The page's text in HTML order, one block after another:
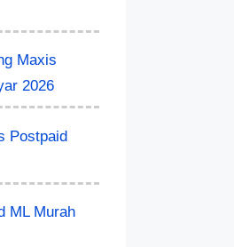
Maxis
2026
Postpaid
ML Murah